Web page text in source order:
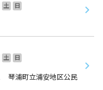
土
日
土
日
琴浦町立浦安地区公民